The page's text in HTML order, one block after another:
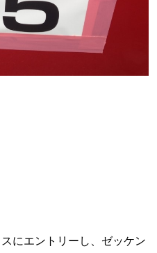
にエントリーし、ゼッケン